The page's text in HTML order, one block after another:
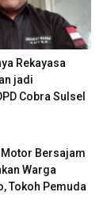
Rekayasa
jadi
Cobra Sulsel
Motor Bersajam
Warga
Tokoh Pemuda